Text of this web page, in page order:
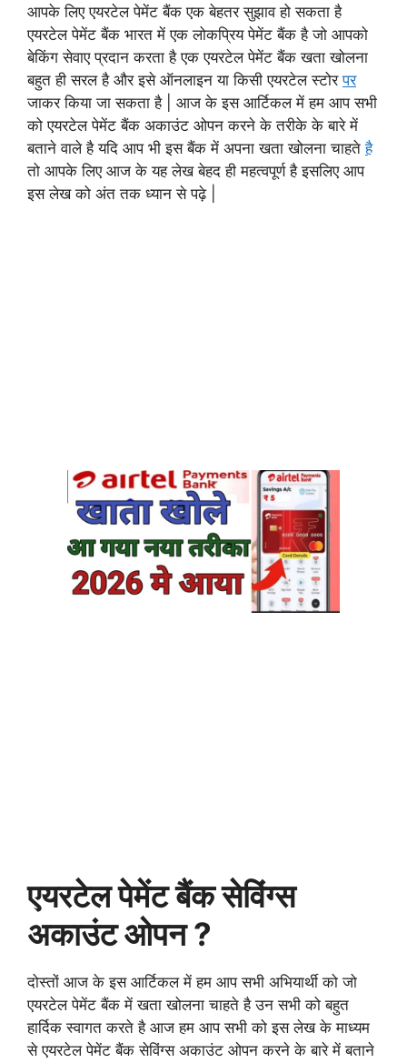
आपके लिए एयरटेल पेमेंट बैंक एक बेहतर सुझाव हो सकता है
एयरटेल पेमेंट बैंक भारत में एक लोकप्रिय पेमेंट बैंक है जो आपको
बेकिंग सेवाए प्रदान करता है एक एयरटेल पेमेंट बैंक खता खोलना
बहुत ही सरल है और इसे ऑनलाइन या किसी एयरटेल स्टोरपर
जाकर किया जा सकता है | आज के इस आर्टिकल में हम आप सभी
को एयरटेल पेमेंट बैंक अकाउंट ओपन करने के तरीके के बारे में
बताने वाले है यदि आप भी इस बैंक में अपना खता खोलना चाहतेहै
तो आपके लिए आज के यह लेख बेहद ही महत्वपूर्ण है इसलिए आप
इस लेख को अंत तक ध्यान से पढ़े |
एयरटेल पेमेंट बैंक सेविंग्स
अकाउंट ओपन ?
दोस्तों आज के इस आर्टिकल में हम आप सभी अभियार्थी को जो
एयरटेल पेमेंट बैंक में खता खोलना चाहते है उन सभी को बहुत
हार्दिक स्वागत करते है आज हम आप सभी को इस लेख के माध्यम
से एयरटेल पेमेंट बैंक सेविंग्स अकाउंट ओपन करने के बारे में बताने